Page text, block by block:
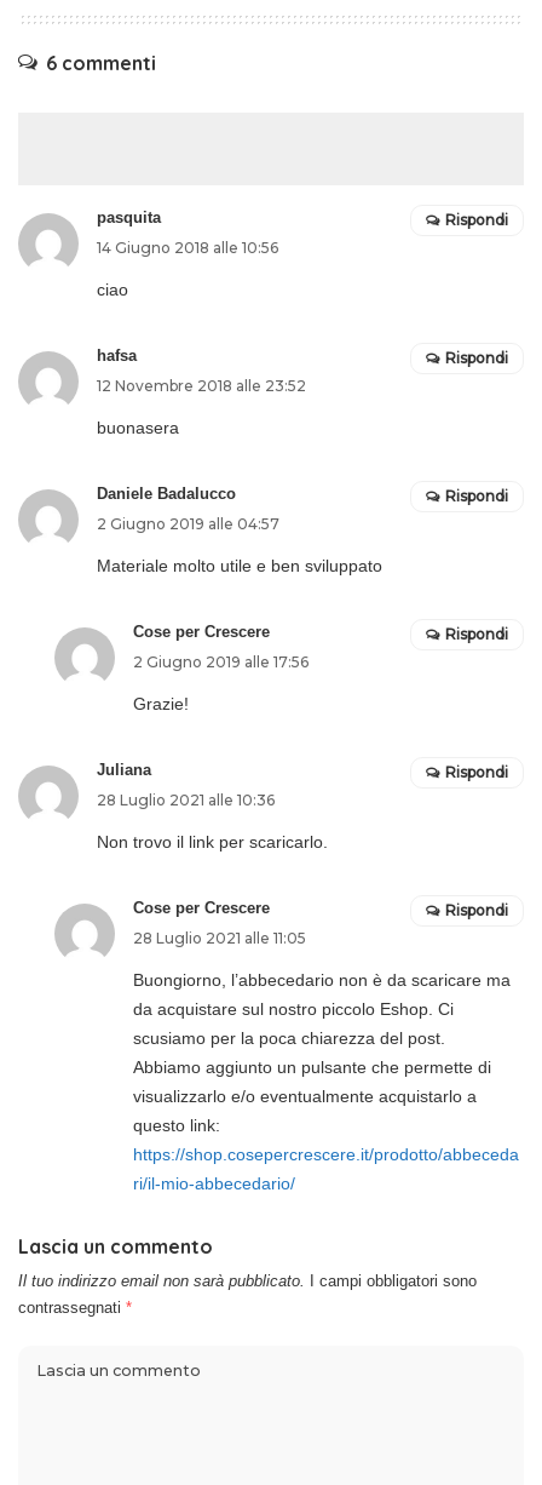
6 commenti
pasquita
14 Giugno 2018 alle 10:56
ciao
Rispondi
hafsa
12 Novembre 2018 alle 23:52
buonasera
Rispondi
Daniele Badalucco
2 Giugno 2019 alle 04:57
Materiale molto utile e ben sviluppato
Rispondi
Cose per Crescere
2 Giugno 2019 alle 17:56
Grazie!
Rispondi
Juliana
28 Luglio 2021 alle 10:36
Non trovo il link per scaricarlo.
Rispondi
Cose per Crescere
28 Luglio 2021 alle 11:05
Buongiorno, l’abbecedario non è da scaricare ma
da acquistare sul nostro piccolo Eshop. Ci
scusiamo per la poca chiarezza del post.
Abbiamo aggiunto un pulsante che permette di
visualizzarlo e/o eventualmente acquistarlo a
questo link:
https://shop.cosepercrescere.it/prodotto/abbeceda
ri/il-mio-abbecedario/
Rispondi
Lascia un commento
Il tuo indirizzo email non sarà pubblicato.
I campi obbligatori sono
contrassegnati *